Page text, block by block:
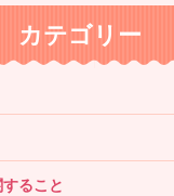
カテゴリー
ること